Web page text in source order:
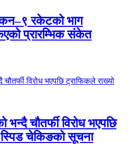
रकेटको भाग
प्रारम्भिक संकेत
चौतर्फी विरोध भएपछि
स्पिड चेकिङको सूचना